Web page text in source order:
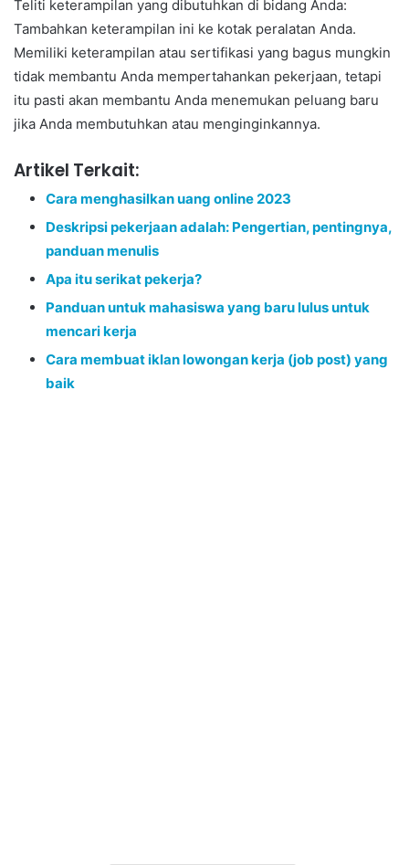
Teliti keterampilan yang dibutuhkan di bidang Anda:
Tambahkan keterampilan ini ke kotak peralatan Anda.
Memiliki keterampilan atau sertifikasi yang bagus mungkin
tidak membantu Anda mempertahankan pekerjaan, tetapi
itu pasti akan membantu Anda menemukan peluang baru
jika Anda membutuhkan atau menginginkannya.
Artikel Terkait:
Cara menghasilkan uang online 2023
Deskripsi pekerjaan adalah: Pengertian, pentingnya,
panduan menulis
Apa itu serikat pekerja?
Panduan untuk mahasiswa yang baru lulus untuk
mencari kerja
Cara membuat iklan lowongan kerja (job post) yang
baik